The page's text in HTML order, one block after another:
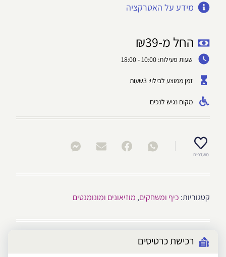
מידע על האטרקציה
החל מ- ₪39
שעות פעילות: 10:00 - 18:00
זמן ממוצע לבילוי: 3שעות
מקום נגיש לנכים
מועדפים
קטגוריות: כיף ומשחקים, מוזיאונים ומונומנטים
רכישת כרטיסים